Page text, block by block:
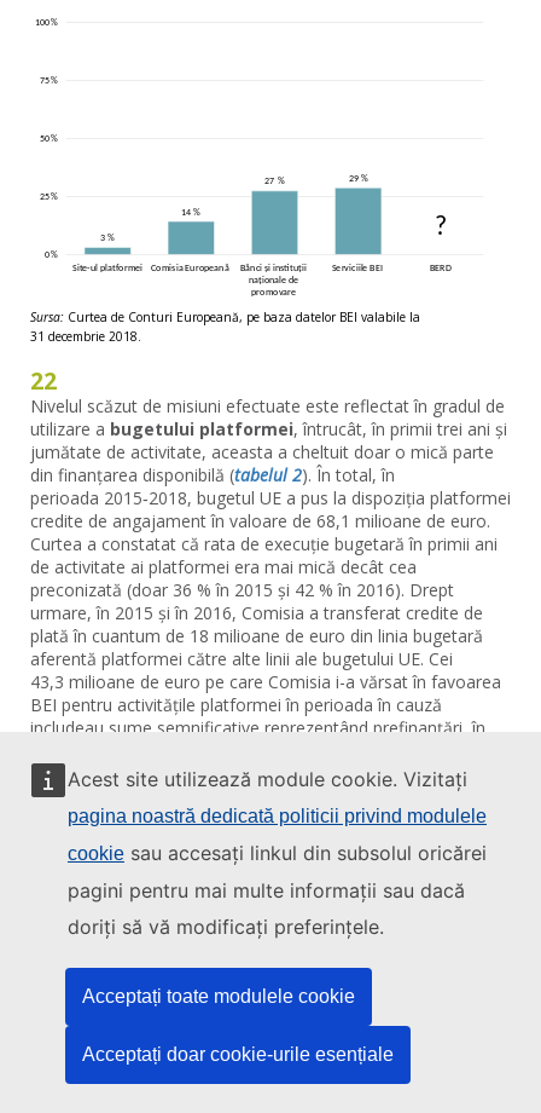
Acest site utilizează module cookie. Vizitați
pagina noastră dedicată politicii privind modulele
cookie sau accesați linkul din subsolul oricărei
pagini pentru mai multe informații sau dacă
doriți să vă modificați preferințele.
Acceptați toate modulele cookie
Acceptați doar cookie-urile esențiale
Sursa: Curtea de Conturi Europeană, pe baza datelor BEI valabile la
31 decembrie 2018.
22
Nivelul scăzut de misiuni efectuate este reflectat în gradul de
utilizare a bugetului platformei, întrucât, în primii trei ani și
jumătate de activitate, aceasta a cheltuit doar o mică parte
din finanțarea disponibilă (tabelul 2). În total, în
perioada 2015‑2018, bugetul UE a pus la dispoziția platformei
credite de angajament în valoare de 68,1 milioane de euro.
Curtea a constatat că rata de execuție bugetară în primii ani
de activitate ai platformei era mai mică decât cea
preconizată (doar 36 % în 2015 și 42 % în 2016). Drept
urmare, în 2015 și în 2016, Comisia a transferat credite de
plată în cuantum de 18 milioane de euro din linia bugetară
aferentă platformei către alte linii ale bugetului UE. Cei
43,3 milioane de euro pe care Comisia i-a vărsat în favoarea
BEI pentru activitățile platformei în perioada în cauză
includeau sume semnificative reprezentând prefinanțări, în
costurile eligibile reale ale platformei imputabile bugetului UE
pentru perioada 2015‑2018 se ridicau la 26,2 milioane de
euro, și anume la doar 26 % din sumele disponibile de la
bugetul UE.
Tabelul 2
Rata de execuție a bugetului platformei a fost
scăzută
2018
Angajamen